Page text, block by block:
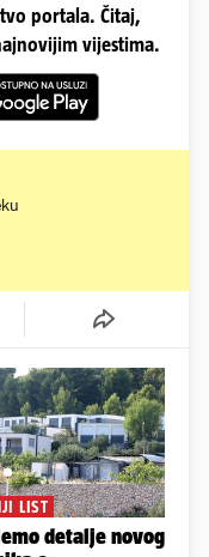
portala. Čitaj,
vijestima.